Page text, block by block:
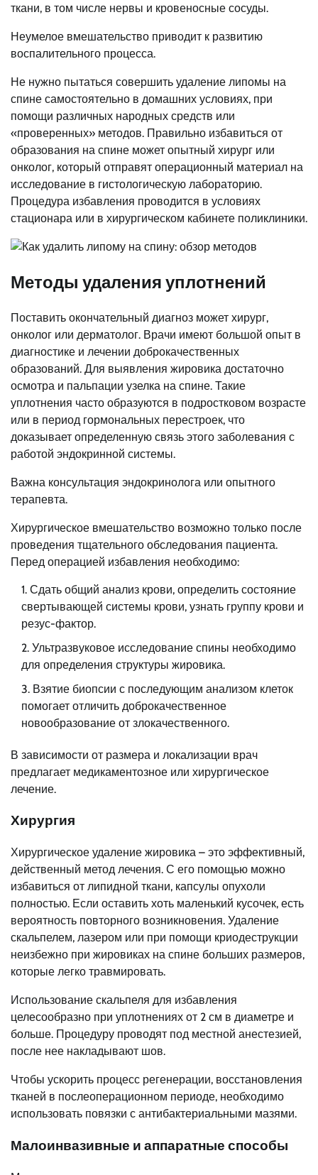
ткани, в том числе нервы и кровеносные сосуды.
Неумелое вмешательство приводит к развитию
воспалительного процесса.
Не нужно пытаться совершить удаление липомы на
спине самостоятельно в домашних условиях, при
помощи различных народных средств или
«проверенных» методов. Правильно избавиться от
образования на спине может опытный хирург или
онколог, который отправят операционный материал на
исследование в гистологическую лабораторию.
Процедура избавления проводится в условиях
стационара или в хирургическом кабинете поликлиники.
Методы удаления уплотнений
Поставить окончательный диагноз может хирург,
онколог или дерматолог. Врачи имеют большой опыт в
диагностике и лечении доброкачественных
образований. Для выявления жировика достаточно
осмотра и пальпации узелка на спине. Такие
уплотнения часто образуются в подростковом возрасте
или в период гормональных перестроек, что
доказывает определенную связь этого заболевания с
работой эндокринной системы.
Важна консультация эндокринолога или опытного
терапевта.
Хирургическое вмешательство возможно только после
проведения тщательного обследования пациента.
Перед операцией избавления необходимо:
Сдать общий анализ крови, определить состояние
свертывающей системы крови, узнать группу крови и
резус-фактор.
Ультразвуковое исследование спины необходимо
для определения структуры жировика.
Взятие биопсии с последующим анализом клеток
помогает отличить доброкачественное
новообразование от злокачественного.
В зависимости от размера и локализации врач
предлагает медикаментозное или хирургическое
лечение.
Хирургия
Хирургическое удаление жировика – это эффективный,
действенный метод лечения. С его помощью можно
избавиться от липидной ткани, капсулы опухоли
полностью. Если оставить хоть маленький кусочек, есть
вероятность повторного возникновения. Удаление
скальпелем, лазером или при помощи криодеструкции
неизбежно при жировиках на спине больших размеров,
которые легко травмировать.
Использование скальпеля для избавления
целесообразно при уплотнениях от 2 см в диаметре и
больше. Процедуру проводят под местной анестезией,
после нее накладывают шов.
Чтобы ускорить процесс регенерации, восстановления
тканей в послеоперационном периоде, необходимо
использовать повязки с антибактериальными мазями.
Малоинвазивные и аппаратные способы